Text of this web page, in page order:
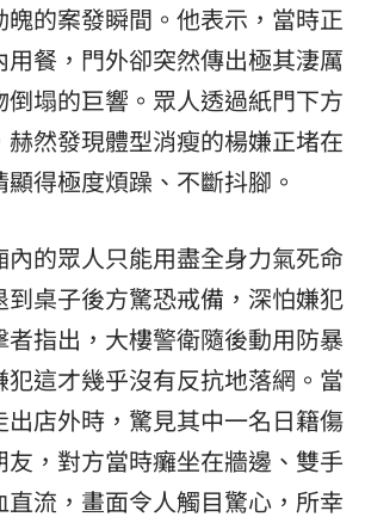
魄的案發瞬間。他表示，當時正
用餐，門外卻突然傳出極其淒厲
倒塌的巨響。眾人透過紙門下方
赫然發現體型消瘦的楊嫌正堵在
得極度煩躁、不斷抖腳。
的眾人只能用盡全身力氣死命
到桌子後方驚恐戒備，深怕嫌犯
指出，大樓警衛隨後動用防暴
犯這才幾乎沒有反抗地落網。當
店外時，驚見其中一名日籍傷
友，對方當時癱坐在牆邊、雙手
直流，畫面令人觸目驚心，所幸